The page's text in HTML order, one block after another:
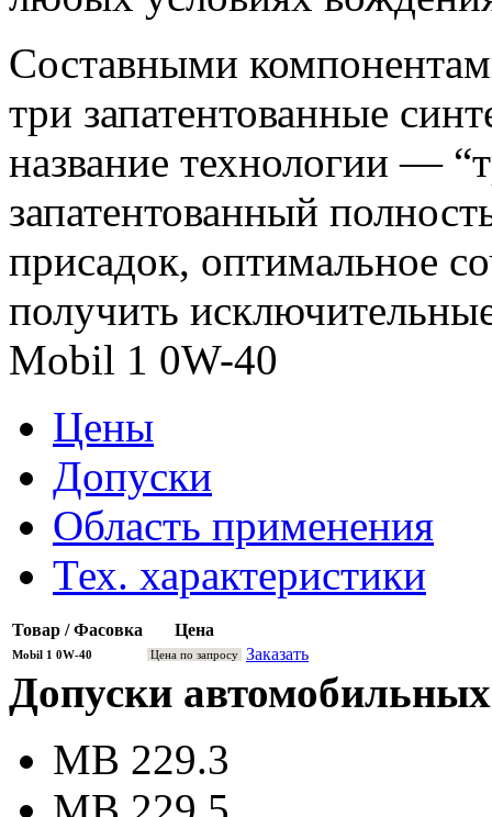
Составными
три запатентованные
название технологии —
запатентованный
присадок, оптимальное
получить
Mobil 1 0W-40
Цены
Допуски
Область применения
Тех. характеристики
Товар / Фасовка Цена
Mobil 1 0W-40 Цена по запросу Заказать
Допуски
MB 229.3